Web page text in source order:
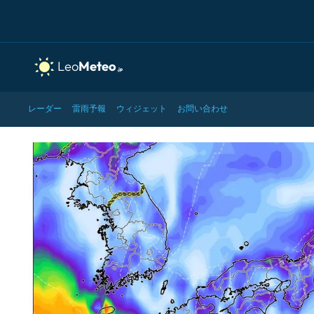
レーダー 雷雨予報 ウィジェット お問い合わせ